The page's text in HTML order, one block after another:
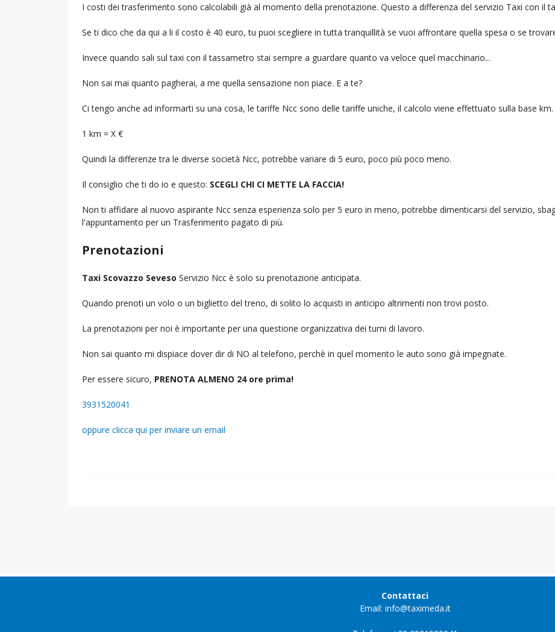
I costi dei trasferimento sono calcolabili già al momento della prenotazione. Questo a differenza del servizio Taxi con il
Se ti dico che da qui a li il costo è 40 euro, tu puoi scegliere in tutta tranquillità se vuoi affrontare quella spesa o se
Invece quando sali sul taxi con il tassametro stai sempre a guardare quanto va veloce quel macchinario...
Non sai mai quanto pagherai, a me quella sensazione non piace. E a te?
Ci tengo anche ad informarti su una cosa, le tariffe Ncc sono delle tariffe uniche, il calcolo viene effettuato sulla base km.
1 km = X €
Quindi la differenze tra le diverse società Ncc, potrebbe variare di 5 euro, poco più poco meno.
Il consiglio che ti do io e questo: SCEGLI CHI CI METTE LA FACCIA!
Non ti affidare al nuovo aspirante Ncc senza esperienza solo per 5 euro in meno, potrebbe dimenticarsi del servizio,
l'appuntamento per un Trasferimento pagato di più.
Prenotazioni
Taxi Scovazzo Seveso Servizio Ncc è solo su prenotazione anticipata.
Quando prenoti un volo o un biglietto del treno, di solito lo acquisti in anticipo altrimenti non trovi posto.
La prenotazioni per noi è importante per una questione organizzativa dei turni di lavoro.
Non sai quanto mi dispiace dover dir di NO al telefono, perchè in quel momento le auto sono già impegnate.
Per essere sicuro, PRENOTA ALMENO 24 ore prima!
3931520041
oppure clicca qui per inviare un email
Contattaci
Email: info@taximeda.it